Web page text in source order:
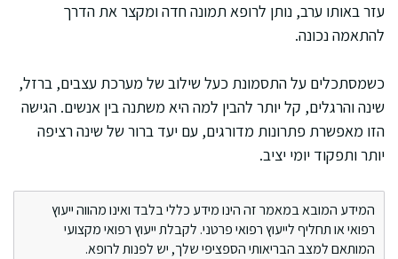
עזר באותו ערב, נותן לרופא תמונה חדה ומקצר את הדרך
להתאמה נכונה.
כשמסתכלים על התסמונת כעל שילוב של מערכת עצבים, ברזל,
שינה והרגלים, קל יותר להבין למה היא משתנה בין אנשים. הגישה
הזו מאפשרת פתרונות מדורגים, עם יעד ברור של שינה רציפה
יותר ותפקוד יומי יציב.
המידע המובא במאמר זה הינו מידע כללי בלבד ואינו מהווה ייעוץ
רפואי או תחליף לייעוץ רפואי פרטני. לקבלת ייעוץ רפואי מקצועי
המותאם למצב הבריאותי הספציפי שלך, יש לפנות לרופא.